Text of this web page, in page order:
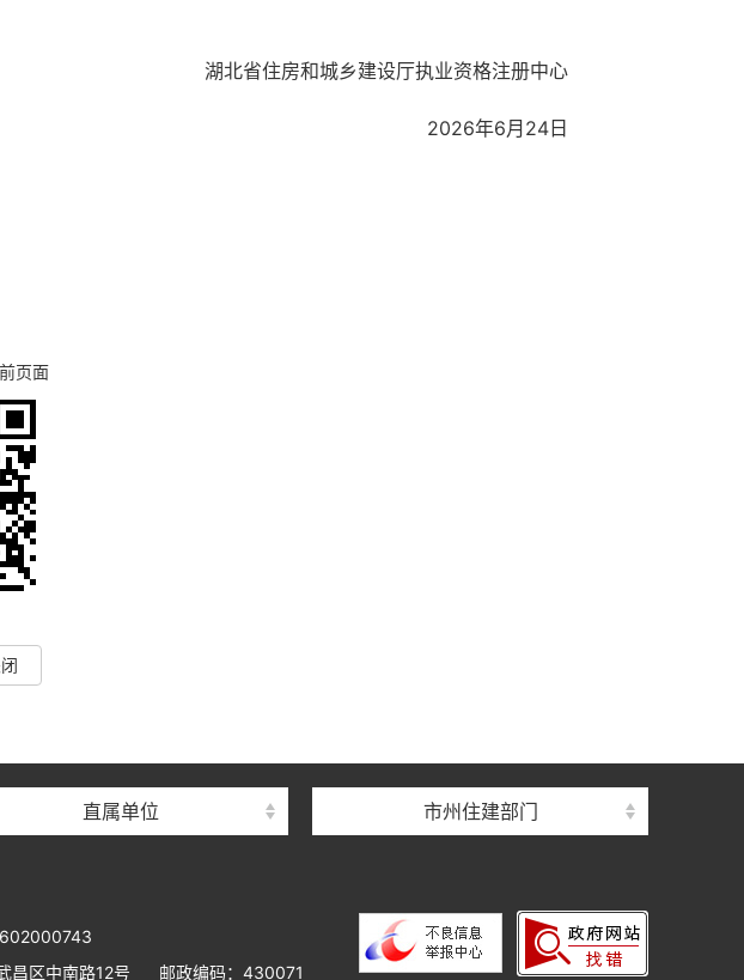
湖北省住房和城乡建设厅执业资格注册中心
2026年6月24日
页面
直属单位
湖北省住建厅机关后勤服务中心
北省建设工程质量安全监督总站
湖北省建设工程标准定额管理总站
湖北省城乡建设发展中心
市州住建部门
昌区中南路12号 邮政编码：430071